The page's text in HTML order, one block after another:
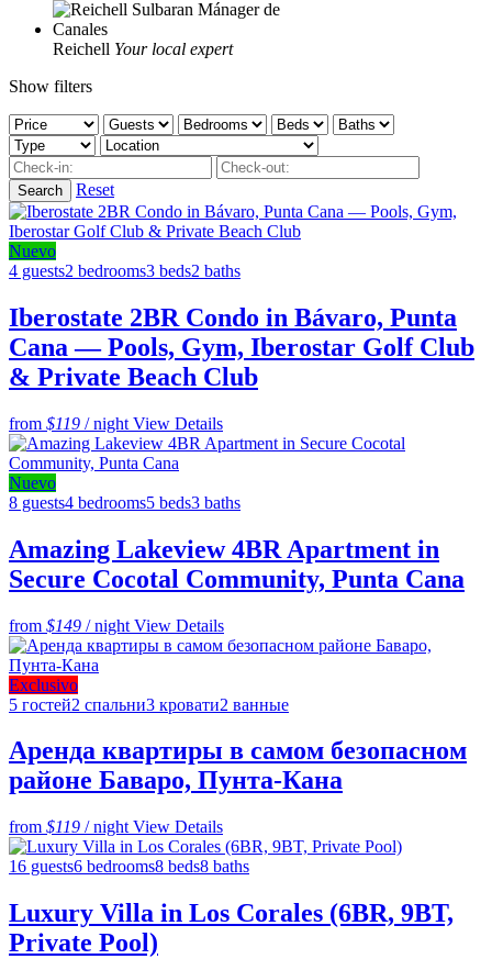
Reichell Your local expert
Show filters
Reset
Nuevo
4 guests2 bedrooms3 beds2 baths
Iberostate 2BR Condo in Bávaro, Punta
Cana — Pools, Gym, Iberostar Golf Club
& Private Beach Club
from $119 / night View Details
Nuevo
8 guests4 bedrooms5 beds3 baths
Amazing Lakeview 4BR Apartment in
Secure Cocotal Community, Punta Cana
from $149 / night View Details
Exclusivo
5 гостей2 спальни3 кровати2 ванные
Аренда квартиры в самом безопасном
районе Баваро, Пунта-Кана
from $119 / night View Details
16 guests6 bedrooms8 beds8 baths
Luxury Villa in Los Corales (6BR, 9BT,
Private Pool)